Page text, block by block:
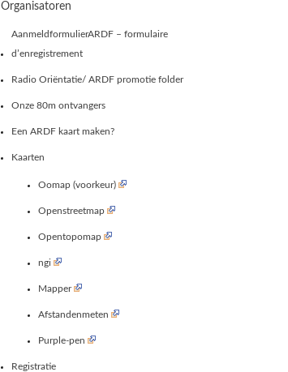
Organisatoren
AanmeldformulierARDF – formulaire
d’enregistrement
Radio Oriëntatie/ ARDF promotie folder
Onze 80m ontvangers
Een ARDF kaart maken?
Kaarten
Oomap (voorkeur)
Openstreetmap
Opentopomap
ngi
Mapper
Afstandenmeten
Purple-pen
Registratie